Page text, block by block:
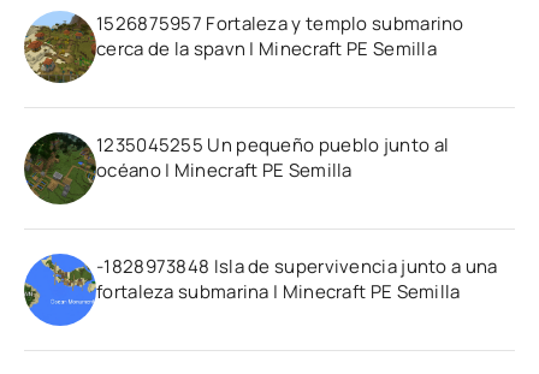
1526875957 Fortaleza y templo submarino
cerca de la spavn | Minecraft PE Semilla
1235045255 Un pequeño pueblo junto al
océano | Minecraft PE Semilla
-1828973848 Isla de supervivencia junto a una
fortaleza submarina | Minecraft PE Semilla